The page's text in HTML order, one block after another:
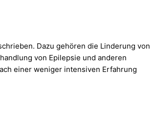
Dazu gehören die Linderung von
von Epilepsie und anderen
einer weniger intensiven Erfahrung